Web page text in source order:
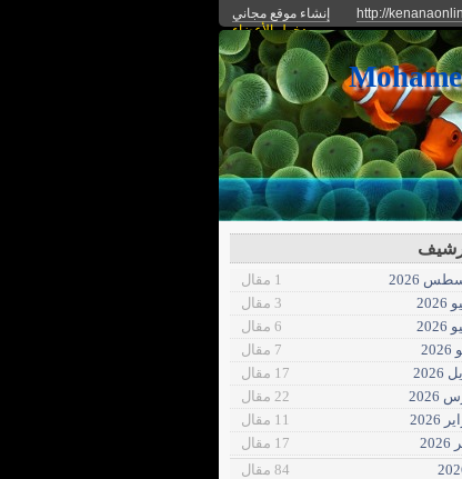
http://
إنشاء موقع مجاني
دخول الأعضاء
2026
1 مقال
3 مقال
6 مقال
7 مقال
2026
17 مقال
22 مقال
11 مقال
17 مقال
84 مقال